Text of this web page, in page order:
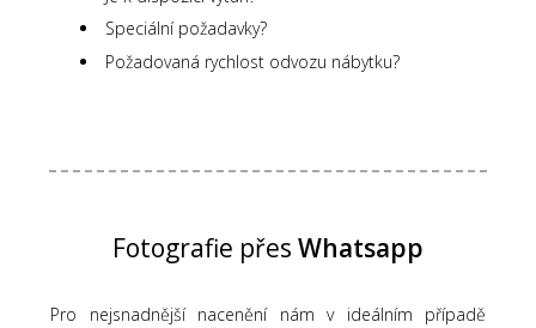
Speciální požadavky?
Požadovaná rychlost odvozu nábytku?
Fotografie přes Whatsapp
Pro nejsnadnější nacenění nám v ideálním případě